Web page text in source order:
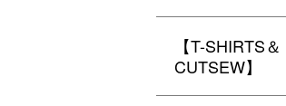
【T-SHIRTS＆
CUTSEW】